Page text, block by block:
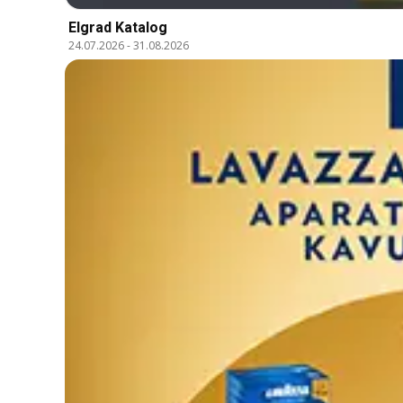
Elgrad Katalog
24.07.2026-31.08.2026